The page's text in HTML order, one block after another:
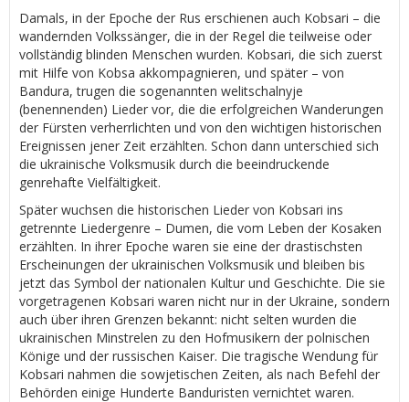
Damals, in der Epoche der Rus erschienen auch Kobsari – die
wandernden Volkssänger, die in der Regel die teilweise oder
vollständig blinden Menschen wurden. Kobsari, die sich zuerst
mit Hilfe von Kobsa akkompagnieren, und später – von
Bandura, trugen die sogenannten welitschalnyje
(benennenden) Lieder vor, die die erfolgreichen Wanderungen
der Fürsten verherrlichten und von den wichtigen historischen
Ereignissen jener Zeit erzählten. Schon dann unterschied sich
die ukrainische Volksmusik durch die beeindruckende
genrehafte Vielfältigkeit.
Später wuchsen die historischen Lieder von Kobsari ins
getrennte Liedergenre – Dumen, die vom Leben der Kosaken
erzählten. In ihrer Epoche waren sie eine der drastischsten
Erscheinungen der ukrainischen Volksmusik und bleiben bis
jetzt das Symbol der nationalen Kultur und Geschichte. Die sie
vorgetragenen Kobsari waren nicht nur in der Ukraine, sondern
auch über ihren Grenzen bekannt: nicht selten wurden die
ukrainischen Minstrelen zu den Hofmusikern der polnischen
Könige und der russischen Kaiser. Die tragische Wendung für
Kobsari nahmen die sowjetischen Zeiten, als nach Befehl der
Behörden einige Hunderte Banduristen vernichtet waren.